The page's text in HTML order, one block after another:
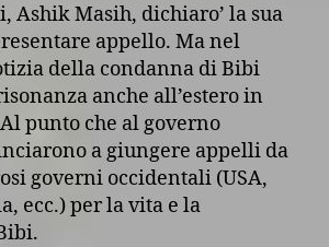
Ashik Masih, dichiaro’ la sua
appello. Ma nel
della condanna di Bibi
anche all’estero in
punto che al governo
a giungere appelli da
governi occidentali (USA,
ecc.) per la vita e la